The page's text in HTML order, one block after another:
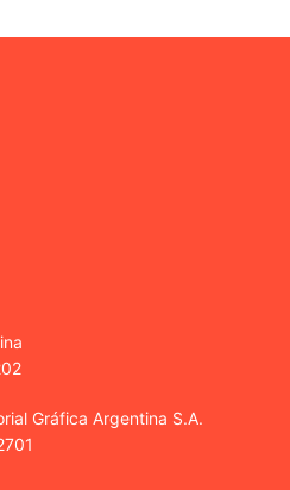
Gráfica Argentina S.A.